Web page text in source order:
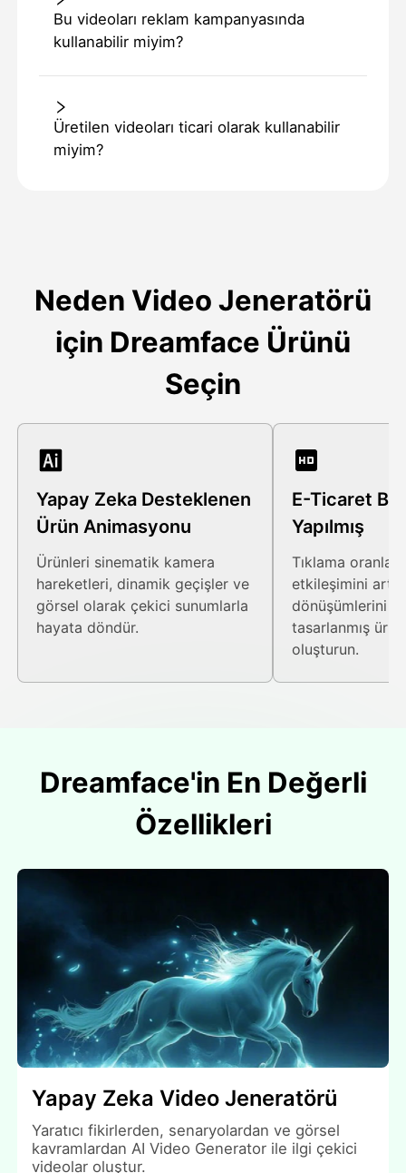
Bu videoları reklam kampanyasında
kullanabilir miyim?
Üretilen videoları ticari olarak kullanabilir
miyim?
Neden Video Jeneratörü
için Dreamface Ürünü
Seçin
Yapay Zeka Desteklenen
Ürün Animasyonu
Ürünleri sinematik kamera
hareketleri, dinamik geçişler ve
görsel olarak çekici sunumlarla
hayata döndür.
E-Ticaret
Yapılmış
Tıklama
etkileşimini
dönüşümlerini
tasarlanmış
oluşturun.
Dreamface'in En Değerli
Özellikleri
Yapay Zeka Video Jeneratörü
Yaratıcı fikirlerden, senaryolardan ve görsel
kavramlardan AI Video Generator ile ilgi çekici
videolar oluştur.